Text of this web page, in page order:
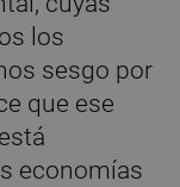
los
sesgo por
que ese
economías